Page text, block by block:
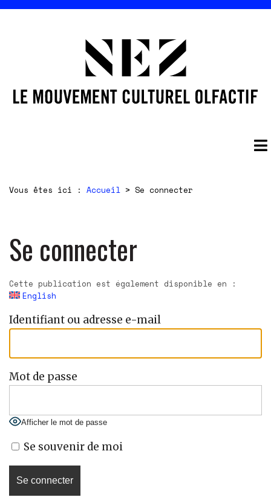
Vous êtes ici : Accueil > Se connecter
Se connecter
Cette publication est également disponible en :
English
Identifiant ou adresse e-mail
Mot de passe
Afficher le mot de passe
Se souvenir de moi